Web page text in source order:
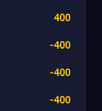
400
-400
-400
-400